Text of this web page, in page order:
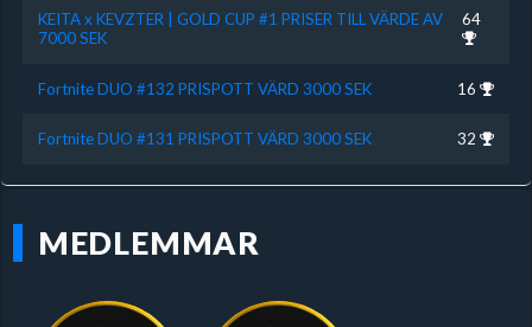
KEITA x KEVZTER | GOLD CUP #1 PRISER TILL VÄRDE AV
7000 SEK
64
Fortnite DUO #132 PRISPOTT VÄRD 3000 SEK 16
Fortnite DUO #131 PRISPOTT VÄRD 3000 SEK 32
MEDLEMMAR